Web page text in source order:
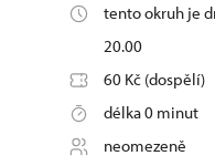
tento okruh je
20.00
60 Kč (dospělí)
délka 0 minut
neomezeně